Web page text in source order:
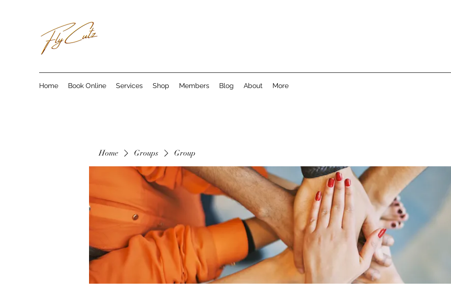
Home Book Online Services Shop Members Blog About More
Home Groups Group